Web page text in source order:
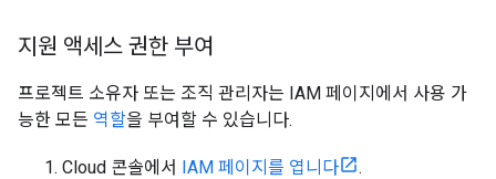
지원 액세스 권한 부여
프로젝트 소유자 또는 조직 관리자는 IAM 페이지에서 사용 가
능한 모든 역할을 부여할 수 있습니다.
Cloud 콘솔에서 IAM 페이지를 엽니다
.